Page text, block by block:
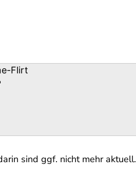
Flirt
sind ggf. nicht mehr aktuell.